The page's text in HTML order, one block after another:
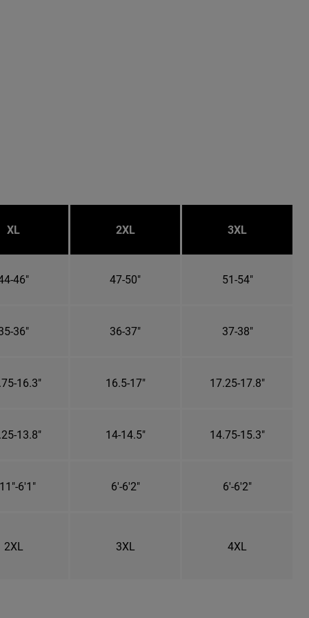
XL 2XL 3XL
46" 47-50" 51-54"
36" 36-37" 37-38"
16.3" 16.5-17" 17.25-17.8"
13.8" 14-14.5" 14.75-15.3"
6'1" 6'-6'2" 6'-6'2"
2XL 3XL 4XL